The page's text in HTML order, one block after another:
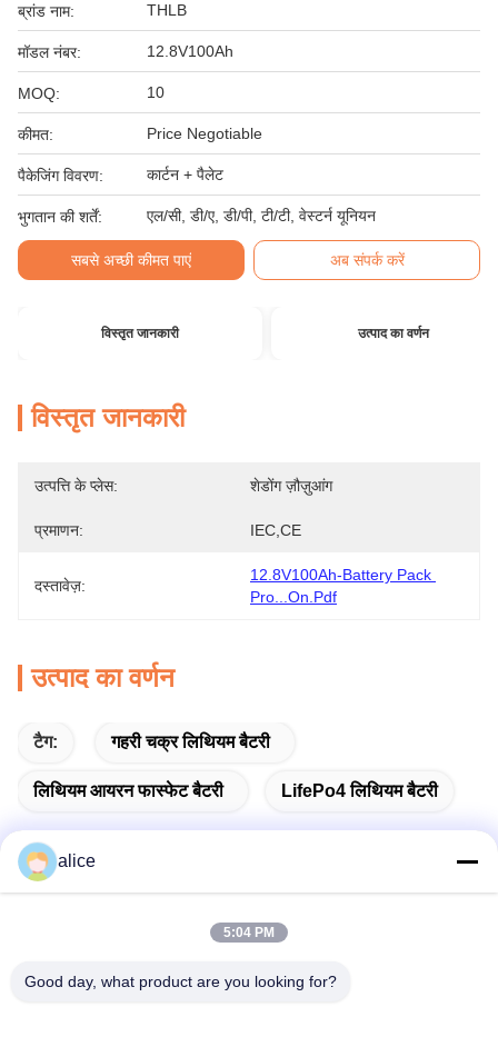
ब्रांड नाम: THLB
मॉडल नंबर: 12.8V100Ah
MOQ: 10
कीमत: Price Negotiable
पैकेजिंग विवरण: कार्टन + पैलेट
भुगतान की शर्तें: एल/सी, डी/ए, डी/पी, टी/टी, वेस्टर्न यूनियन
सबसे अच्छी कीमत पाएं अब संपर्क करें
विस्तृत जानकारी उत्पाद का वर्णन
विस्तृत जानकारी
उत्पत्ति के प्लेस: शेडोंग ज़ौज़ुआंग
प्रमाणन: IEC,CE
दस्तावेज़:
12.8V100Ah-Battery Pack
Pro...on.pdf
उत्पाद का वर्णन
टैग: गहरी चक्र लिथियम बैटरी
लिथियम आयरन फास्फेट बैटरी LifePo4 लिथियम बैटरी
पता
alice
5:04 PM
Good day, what product are you looking for?